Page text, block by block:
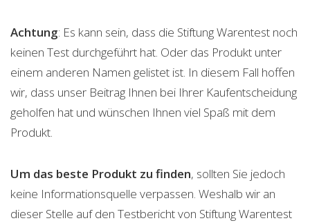
Achtung: Es kann sein, dass die Stiftung Warentest noch
keinen Test durchgeführt hat. Oder das Produkt unter
einem anderen Namen gelistet ist. In diesem Fall hoffen
wir, dass unser Beitrag Ihnen bei Ihrer Kaufentscheidung
geholfen hat und wünschen Ihnen viel Spaß mit dem
Produkt.
Um das beste Produkt zu finden, sollten Sie jedoch
keine Informationsquelle verpassen. Weshalb wir an
dieser Stelle auf den Testbericht von Stiftung Warentest